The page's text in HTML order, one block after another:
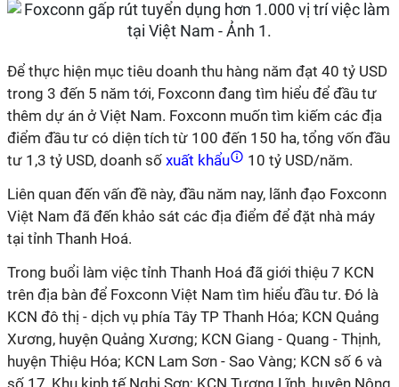
Để thực hiện mục tiêu doanh thu hàng năm đạt 40 tỷ USD
trong 3 đến 5 năm tới, Foxconn đang tìm hiểu để đầu tư
thêm dự án ở Việt Nam. Foxconn muốn tìm kiếm các địa
điểm đầu tư có diện tích từ 100 đến 150 ha, tổng vốn đầu
tư 1,3 tỷ USD, doanh số xuất khẩu
10 tỷ USD/năm.
Liên quan đến vấn đề này, đầu năm nay, lãnh đạo Foxconn
Việt Nam đã đến khảo sát các địa điểm để đặt nhà máy
tại tỉnh Thanh Hoá.
Trong buổi làm việc tỉnh Thanh Hoá đã giới thiệu 7 KCN
trên địa bàn để Foxconn Việt Nam tìm hiểu đầu tư. Đó là
KCN đô thị - dịch vụ phía Tây TP Thanh Hóa; KCN Quảng
Xương, huyện Quảng Xương; KCN Giang - Quang - Thịnh,
huyện Thiệu Hóa; KCN Lam Sơn - Sao Vàng; KCN số 6 và
số 17, Khu kinh tế Nghi Sơn; KCN Tượng Lĩnh, huyện Nông